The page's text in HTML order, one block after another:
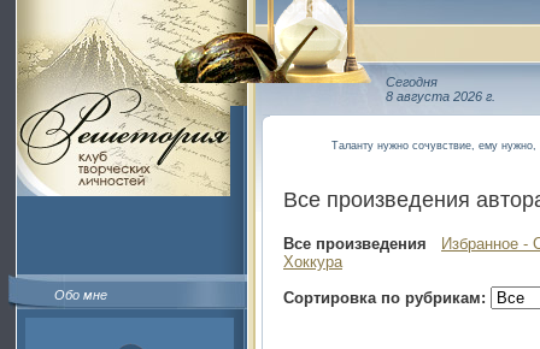
Обо мне
Сегодня
8 августа 2026 г.
Таланту нужно сочувствие, ему нужно,
Все произведения
Все произведения
Избранное -
Хоккура
Сортировка по рубрикам: